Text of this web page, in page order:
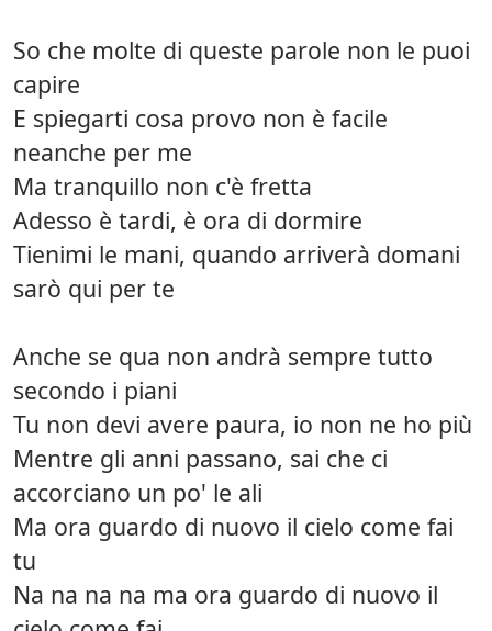
So che molte di queste parole non le puoi
capire
E spiegarti cosa provo non è facile
neanche per me
Ma tranquillo non c'è fretta
Adesso è tardi, è ora di dormire
Tienimi le mani, quando arriverà domani
sarò qui per te
Anche se qua non andrà sempre tutto
secondo i piani
Tu non devi avere paura, io non ne ho più
Mentre gli anni passano, sai che ci
accorciano un po' le ali
Ma ora guardo di nuovo il cielo come fai
tu
Na na na na ma ora guardo di nuovo il